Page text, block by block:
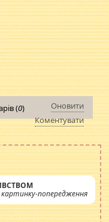
(0)
Оновити
Коментувати
картинку-попередження